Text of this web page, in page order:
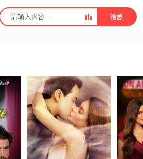
搜剧